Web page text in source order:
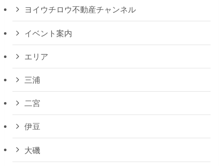
ヨイウチロウ不動産チャンネル
イベント案内
エリア
三浦
二宮
伊豆
大磯